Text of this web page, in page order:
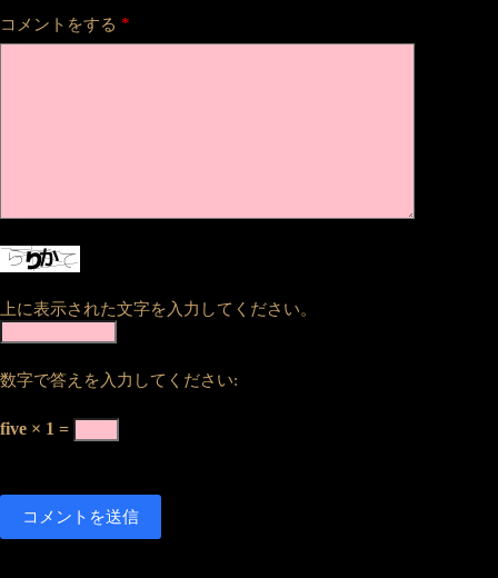
コメントをする *
上に表示された文字を入力してください。
数字で答えを入力してください:
five × 1 =
コメントを送信